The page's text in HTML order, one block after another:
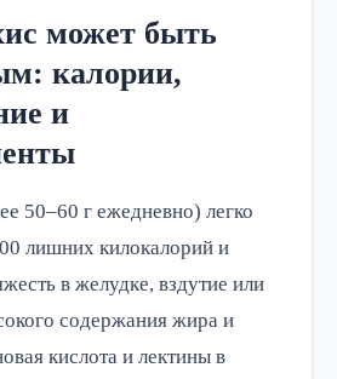
может быть
калории,
и
50–60 г ежедневно) легко
лишних килокалорий и
в желудке, вздутие или
содержания жира и
кислота и лектины в